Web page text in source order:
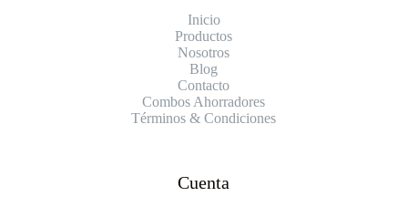
Inicio
Productos
Nosotros
Blog
Contacto
Combos Ahorradores
Términos & Condiciones
Cuenta